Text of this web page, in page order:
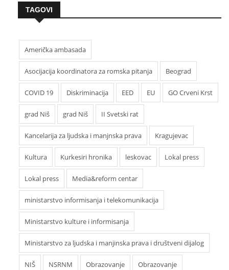
TAGOVI
Američka ambasada
Asocijacija koordinatora za romska pitanja Beograd
COVID 19 Diskriminacija EED EU GO Crveni Krst
grad Niš grad Niš II Svetski rat
Kancelarija za ljudska i manjnska prava Kragujevac
Kultura Kurkesiri hronika leskovac Lokal press
Lokal press Media&reform centar
ministarstvo informisanja i telekomunikacija
Ministarstvo kulture i informisanja
Ministarstvo za ljudska i manjinska prava i društveni dijalog
NIŠ NSRNM Obrazovanje Obrazovanje